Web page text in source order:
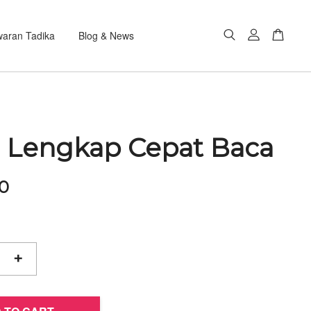
Tadika Blog & News
Lengkap Cepat Baca
+